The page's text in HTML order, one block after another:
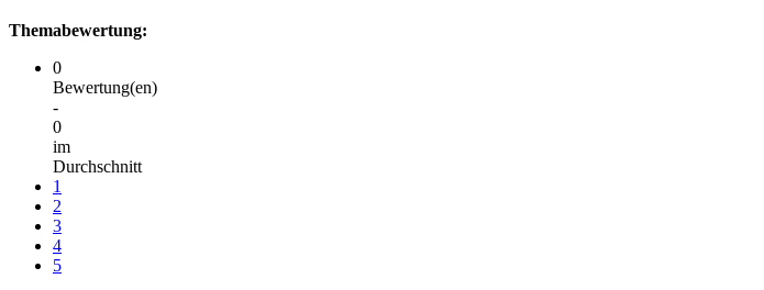
Themabewertung:
0
Bewertung(en)
-
0
im
Durchschnitt
1
2
3
4
5